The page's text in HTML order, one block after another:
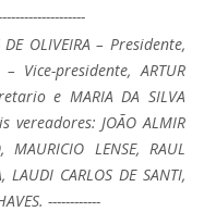
OLIVEIRA – Presidente,
– Vice-presidente, ARTUR
e MARIA DA SILVA
vereadores: JOÃO ALMIR
MAURICIO LENSE, RAUL
LAUDI CARLOS DE SANTI,
------------